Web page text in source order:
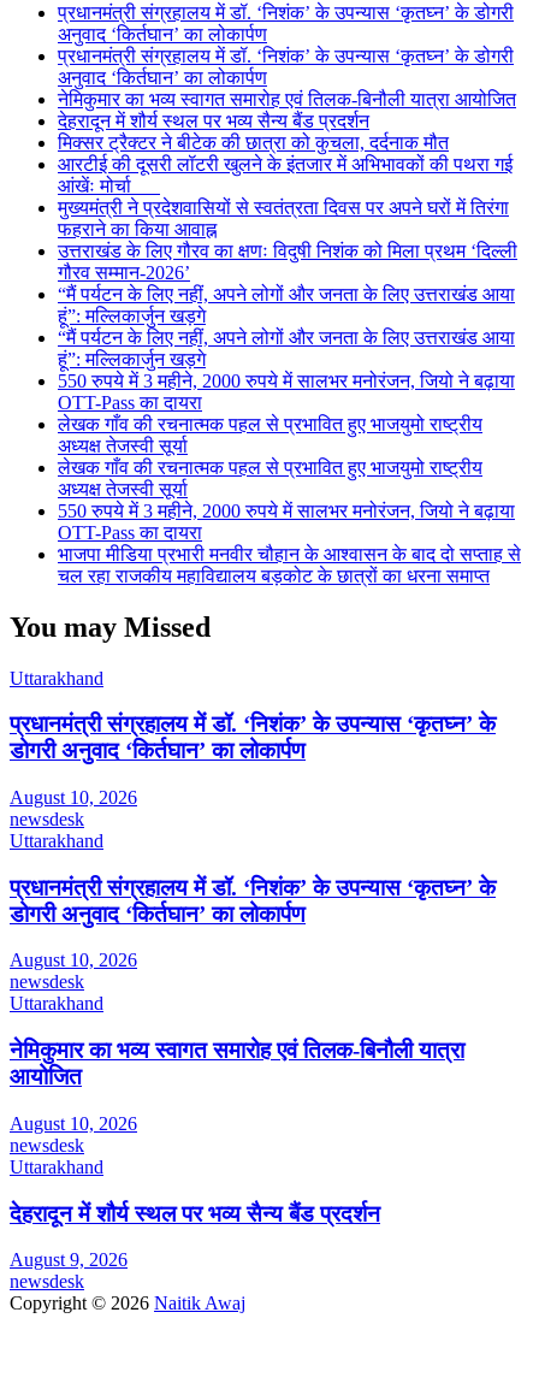
प्रधानमंत्री संग्रहालय में डॉ. ‘निशंक’ के उपन्यास ‘कृतघ्न’ के डोगरी
अनुवाद ‘किर्तघान’ का लोकार्पण
प्रधानमंत्री संग्रहालय में डॉ. ‘निशंक’ के उपन्यास ‘कृतघ्न’ के डोगरी
अनुवाद ‘किर्तघान’ का लोकार्पण
नेमिकुमार का भव्य स्वागत समारोह एवं तिलक-बिनौली यात्रा आयोजित
देहरादून में शौर्य स्थल पर भव्य सैन्य बैंड प्रदर्शन
मिक्सर ट्रैक्टर ने बीटेक की छात्रा को कुचला, दर्दनाक मौत
आरटीई की दूसरी लॉटरी खुलने के इंतजार में अभिभावकों की पथरा गई
आंखेंः मोर्चा
मुख्यमंत्री ने प्रदेशवासियों से स्वतंत्रता दिवस पर अपने घरों में तिरंगा
फहराने का किया आवाह्न
उत्तराखंड के लिए गौरव का क्षणः विदुषी निशंक को मिला प्रथम ‘दिल्ली
गौरव सम्मान-2026’
“मैं पर्यटन के लिए नहीं, अपने लोगों और जनता के लिए उत्तराखंड आया
हूं”: मल्लिकार्जुन खड़गे
“मैं पर्यटन के लिए नहीं, अपने लोगों और जनता के लिए उत्तराखंड आया
हूं”: मल्लिकार्जुन खड़गे
550 रुपये में 3 महीने, 2000 रुपये में सालभर मनोरंजन, जियो ने बढ़ाया
OTT-Pass का दायरा
लेखक गाँव की रचनात्मक पहल से प्रभावित हुए भाजयुमो राष्ट्रीय
अध्यक्ष तेजस्वी सूर्या
लेखक गाँव की रचनात्मक पहल से प्रभावित हुए भाजयुमो राष्ट्रीय
अध्यक्ष तेजस्वी सूर्या
550 रुपये में 3 महीने, 2000 रुपये में सालभर मनोरंजन, जियो ने बढ़ाया
OTT-Pass का दायरा
भाजपा मीडिया प्रभारी मनवीर चौहान के आश्वासन के बाद दो सप्ताह से
चल रहा राजकीय महाविद्यालय बड़कोट के छात्रों का धरना समाप्त
You may Missed
Uttarakhand
प्रधानमंत्री संग्रहालय में डॉ. ‘निशंक’ के उपन्यास ‘कृतघ्न’ के
डोगरी अनुवाद ‘किर्तघान’ का लोकार्पण
August 10, 2026
newsdesk
Uttarakhand
प्रधानमंत्री संग्रहालय में डॉ. ‘निशंक’ के उपन्यास ‘कृतघ्न’ के
डोगरी अनुवाद ‘किर्तघान’ का लोकार्पण
August 10, 2026
newsdesk
Uttarakhand
नेमिकुमार का भव्य स्वागत समारोह एवं तिलक-बिनौली यात्रा
आयोजित
August 10, 2026
newsdesk
Uttarakhand
देहरादून में शौर्य स्थल पर भव्य सैन्य बैंड प्रदर्शन
August 9, 2026
newsdesk
Copyright © 2026 Naitik Awaj